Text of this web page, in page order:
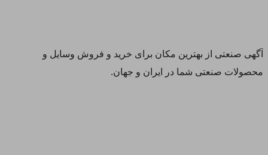
آگهی صنعتی از بهترین مکان برای خرید و فروش وسایل و
محصولات صنعتی شما در ایران و جهان.